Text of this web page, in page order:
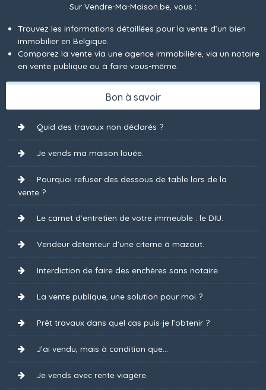
Sur Vendre-Ma-Maison.be, vous :
Trouvez les informations détaillées pour la vente d’un bien
immobilier en Belgique.
Comparez la vente via une agence immobilière, via un notaire
en vente publique ou à faire vous-même.
Bon à savoir
Quid des travaux non déclarés ?
Je vends ma maison louée.
Pourquoi refuser des dessous de table lors de la
vente ?
Le carnet d’entretien de votre immeuble : le DIU.
Vendeur détenteur d’une citerne à mazout.
Interdiction de faire des enchères sans notaire.
La vente publique, une solution pour moi ?
Prêt travaux dans quel cas puis-je l’obtenir ?
J’ai vendu, mais à condition que...
Je vends avec rente viagère.